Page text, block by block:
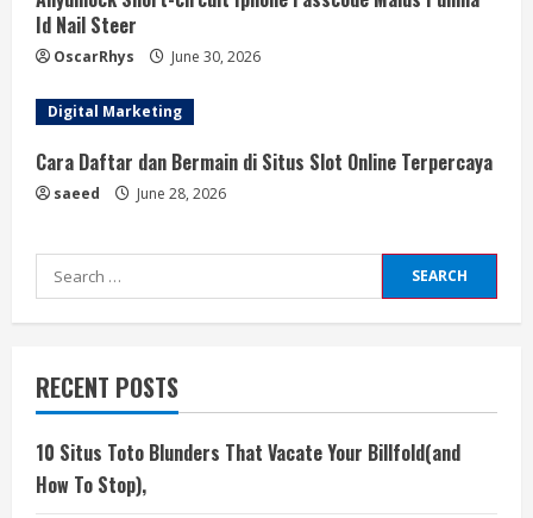
Id Nail Steer
OscarRhys June 30, 2026
Digital Marketing
Cara Daftar dan Bermain di Situs Slot Online Terpercaya
saeed June 28, 2026
Search
for:
RECENT POSTS
10 Situs Toto Blunders That Vacate Your Billfold(and
How To Stop),